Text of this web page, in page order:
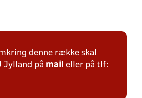
denne række skal
Jylland på mail eller på tlf: